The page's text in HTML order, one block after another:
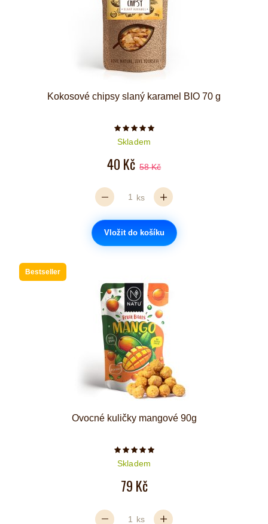
Kokosové chipsy slaný karamel BIO 70 g
Počet hvězdiček je 5 z 5
Skladem
40 Kč 58 Kč
ks
Vložit do košíku
Bestseller
Ovocné kuličky mangové 90g
Počet hvězdiček je 5 z 5
Skladem
79 Kč
ks